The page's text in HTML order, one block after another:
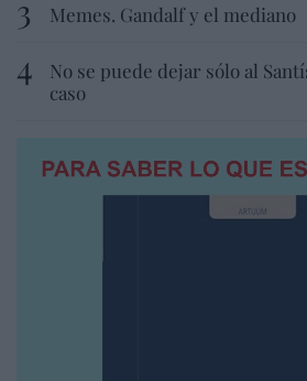
Memes. Gandalf y el mediano
No se puede dejar sólo al
caso